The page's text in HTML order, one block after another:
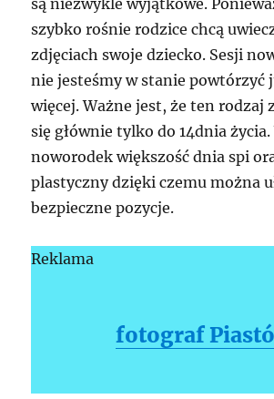
szybko rośnie rodzice chcą
zdjęciach swoje dziecko. Sesji
nie jesteśmy w stanie powtórzyć
więcej. Ważne jest, że ten rodzaj
się głównie tylko do 14dnia
noworodek większość dnia spi
plastyczny dzięki czemu można
bezpieczne pozycje.
Reklama
fotograf